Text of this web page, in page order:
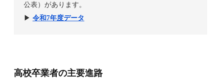
公表）があります。
▶ 令和7年度データ
高校卒業者の主要進路